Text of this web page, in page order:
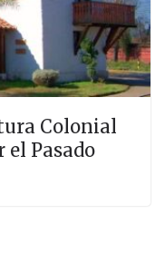
Colonial
el Pasado